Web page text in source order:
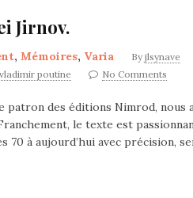
Jirnov.
, Mémoires, Varia By jlsynave
vladimir poutine No Comments
patron des éditions Nimrod, nous
le texte est
70 à aujourd’hui avec précision,